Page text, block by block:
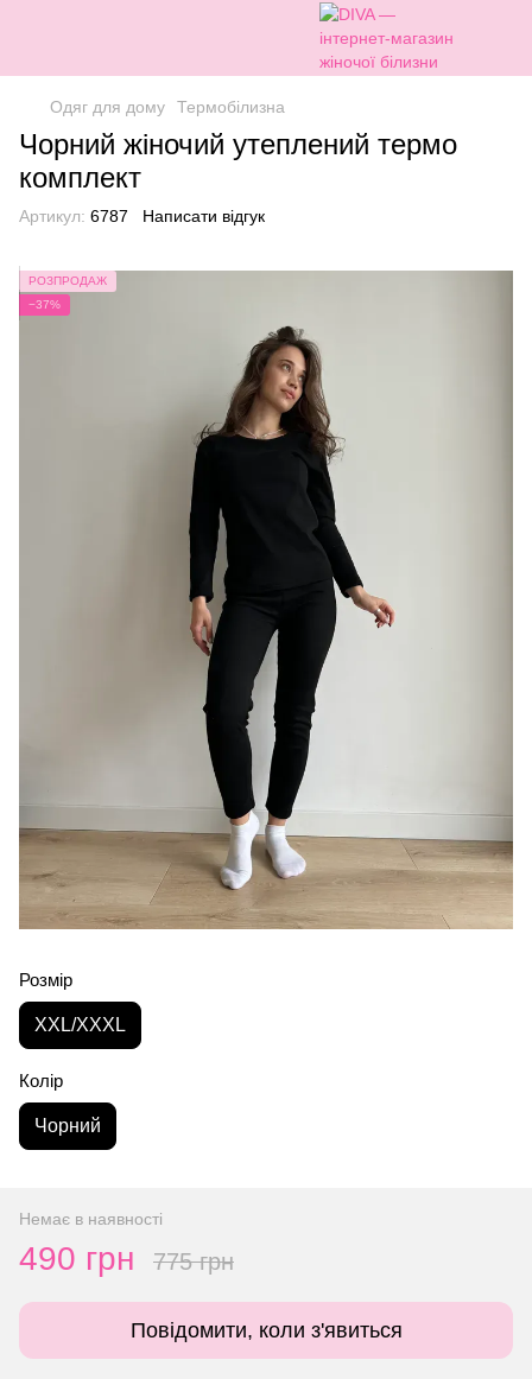
Одяг для дому Термобілизна
Чорний жіночий утеплений термо
комплект
Артикул: 6787 Написати відгук
РОЗПРОДАЖ
−37%
Розмір
XXL/XXXL
Колір
Чорний
Немає в наявності
490 грн 775 грн
Повідомити, коли з'явиться